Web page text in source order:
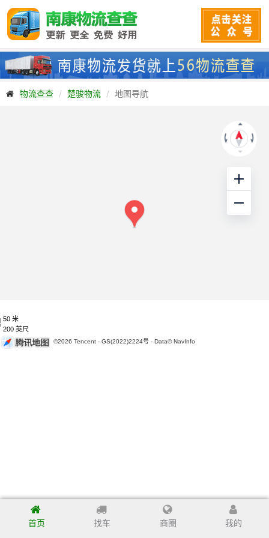
物流查查 楚骏物流 地图导航
50 米
200 英尺
©2026 Tencent - GS(2022)2224号 - Data© NavInfo
首页 找车 商圈 我的